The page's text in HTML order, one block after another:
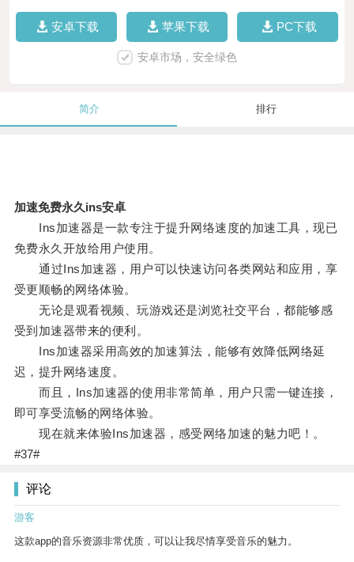
安卓下载 苹果下载 PC下载
安卓市场，安全绿色
简介 排行
加速免费永久ins安卓
Ins加速器是一款专注于提升网络速度的加速工具，现已
免费永久开放给用户使用。
通过Ins加速器，用户可以快速访问各类网站和应用，享
受更顺畅的网络体验。
无论是观看视频、玩游戏还是浏览社交平台，都能够感
受到加速器带来的便利。
Ins加速器采用高效的加速算法，能够有效降低网络延
迟，提升网络速度。
而且，Ins加速器的使用非常简单，用户只需一键连接，
即可享受流畅的网络体验。
现在就来体验Ins加速器，感受网络加速的魅力吧！。
#37#
评论
游客
这款app的音乐资源非常优质，可以让我尽情享受音乐的魅力。